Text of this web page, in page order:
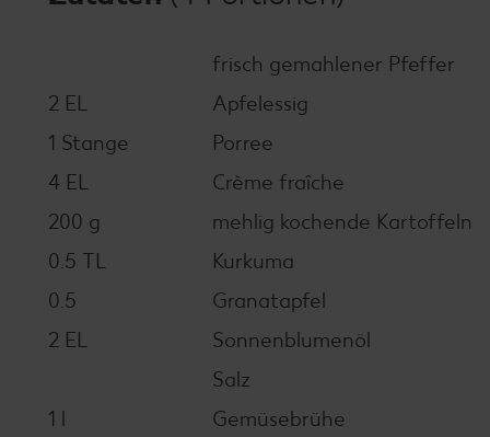
frisch gemahlener Pfeffer
2 EL
Apfelessig
1 Stange
Porree
4 EL
Crème fraîche
200 g
mehlig kochende Kartoffeln
0.5 TL
Kurkuma
0.5
Granatapfel
2 EL
Sonnenblumenöl
Salz
1 l
Gemüsebrühe